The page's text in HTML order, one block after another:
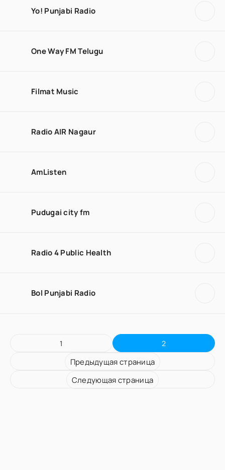
Yo! Punjabi Radio
One Way FM Telugu
Filmat Music
Radio AIR Nagaur
AmListen
Pudugai city fm
Radio 4 Public Health
Bol Punjabi Radio
Предыдущая страница
1 2
Следующая страница